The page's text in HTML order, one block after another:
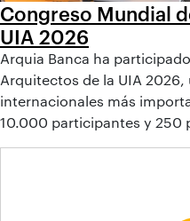
Congreso Mundial
UIA 2026
Arquia Banca ha
Arquitectos de la UIA
internacionales más
10.000 participantes y 250